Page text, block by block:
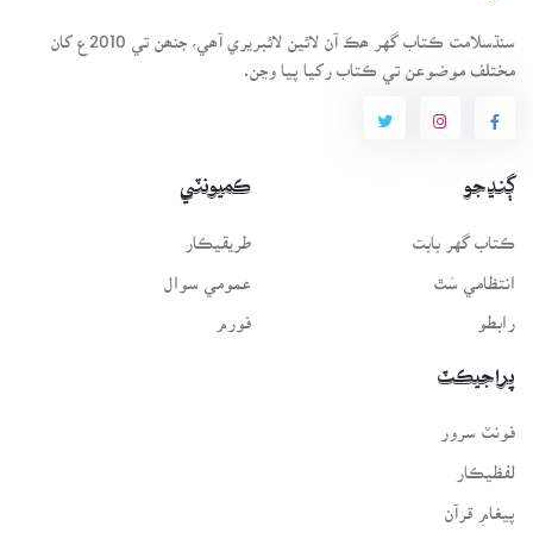
سنڌسلامت ڪتاب گهر ھڪ آن لائين لائبريري آھي، جنھن تي 2010ع کان
مختلف موضوعن تي ڪتاب رکيا پيا وڃن.
ڳنڍجو
ڪتاب گهر بابت
انتظامي سَٿ
رابطو
ڪميونٽي
طريقيڪار
عمومي سوال
فورم
پراجيڪٽ
فونٽ سرور
لفظيڪار
پيغامِ قرآن